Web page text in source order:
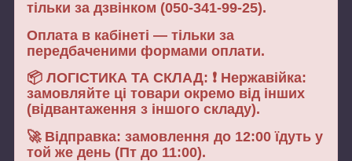
тільки за дзвінком (050-341-99-25).
Оплата в кабінеті — тільки за
передбаченими формами оплати.
📦 ЛОГІСТИКА ТА СКЛАД: ❗ Нержавійка:
замовляйте ці товари окремо від інших
(відвантаження з іншого складу).
🚀 Відправка: замовлення до 12:00 їдуть у
той же день (Пт до 11:00).